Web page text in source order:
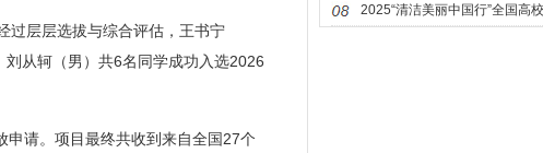
过层层选拔与综合评估，王书宁
刘从轲（男）共6名同学成功入选2026
请。项目最终共收到来自全国27个
奖 “同美共生”落地回响
2025“清洁美丽中国行”全国高